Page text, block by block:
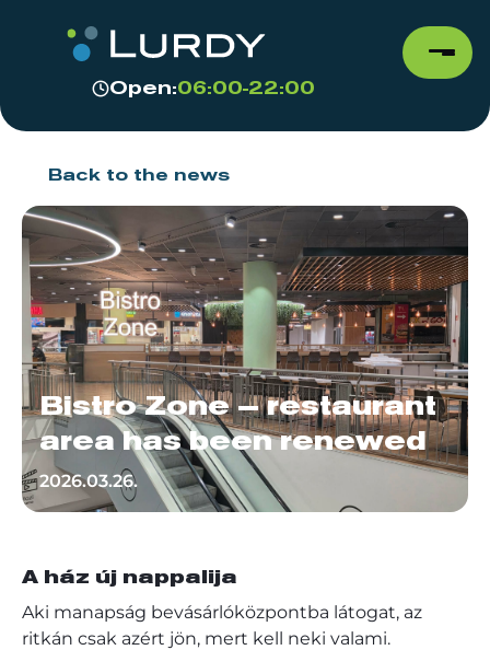
Open:06:00-22:00
Back to the news
Bistro Zone – restaurant
area has been renewed
2026.03.26.
A ház új nappalija
Aki manapság bevásárlóközpontba látogat, az
ritkán csak azért jön, mert kell neki valami.